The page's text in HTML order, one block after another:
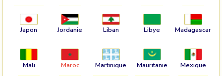
Japon Jordanie Liban Libye Madagascar
Mali Maroc Martinique Mauritanie Mexique